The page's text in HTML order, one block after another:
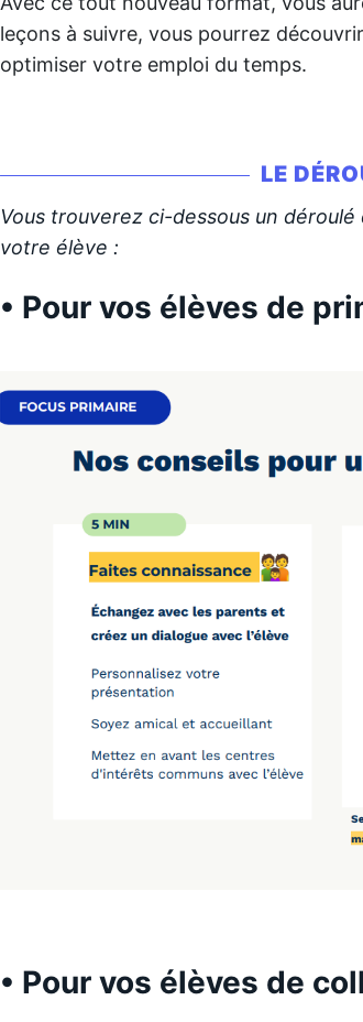
leçons à suivre, vous pourrez
optimiser votre emploi du temps.
LE
Vous trouverez ci-dessous un
votre élève :
• Pour vos élèves de
• Pour vos élèves de